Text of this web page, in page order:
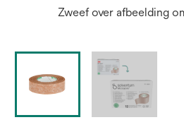
Zweef over afbeelding